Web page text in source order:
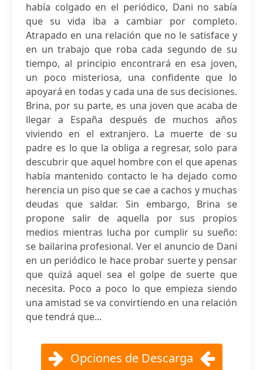
había colgado en el periódico, Dani no sabía
que su vida iba a cambiar por completo.
Atrapado en una relación que no le satisface y
en un trabajo que roba cada segundo de su
tiempo, al principio encontrará en esa joven,
un poco misteriosa, una confidente que lo
apoyará en todas y cada una de sus decisiones.
Brina, por su parte, es una joven que acaba de
llegar a España después de muchos años
viviendo en el extranjero. La muerte de su
padre es lo que la obliga a regresar, solo para
descubrir que aquel hombre con el que apenas
había mantenido contacto le ha dejado como
herencia un piso que se cae a cachos y muchas
deudas que saldar. Sin embargo, Brina se
propone salir de aquella por sus propios
medios mientras lucha por cumplir su sueño:
se bailarina profesional. Ver el anuncio de Dani
en un periódico le hace probar suerte y pensar
que quizá aquel sea el golpe de suerte que
necesita. Poco a poco lo que empieza siendo
una amistad se va convirtiendo en una relación
que tendrá que...
Opciones de Descarga